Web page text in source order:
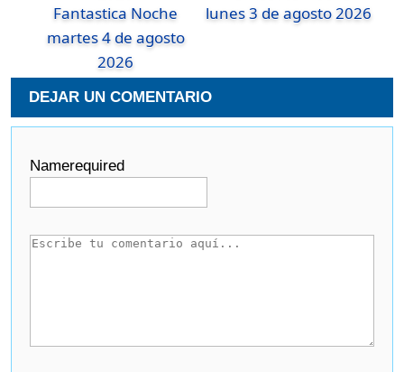
Fantastica Noche
martes 4 de agosto
2026
lunes 3 de agosto 2026
DEJAR UN COMENTARIO
Namerequired